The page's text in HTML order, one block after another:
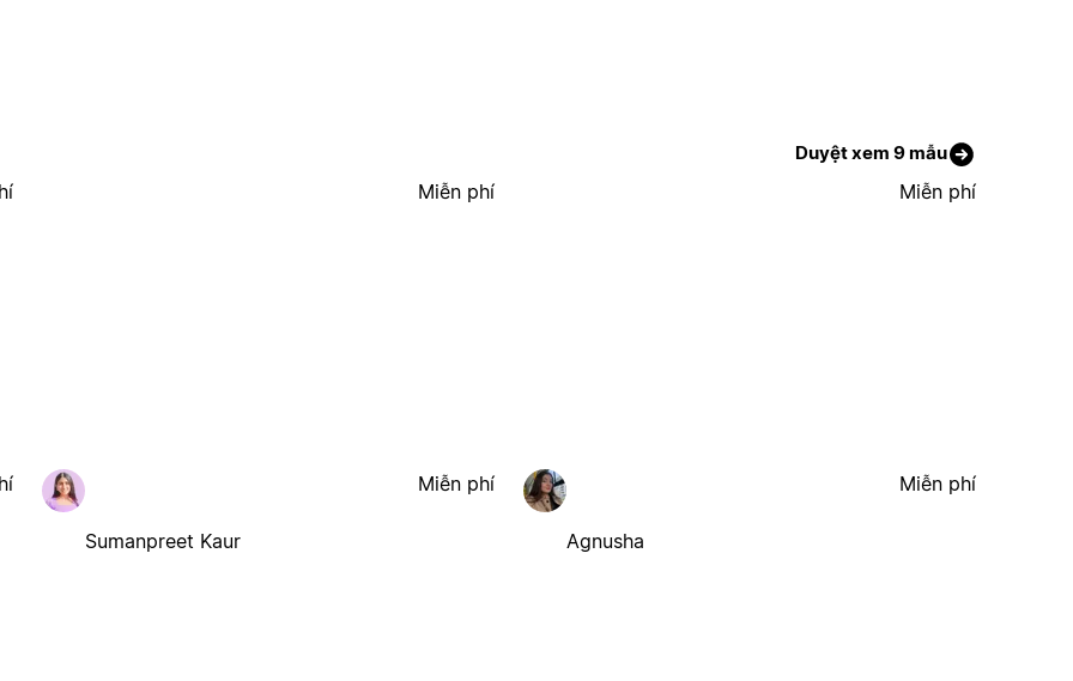
Duyệt xem 9 mẫu
Miễn phí Miễn phí
Sumanpreet Kaur
Miễn phí
Agnusha
Miễn phí